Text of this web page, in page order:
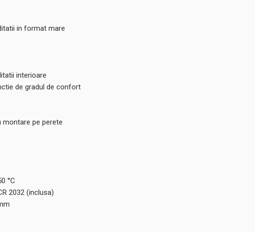
in format mare
interioare
de gradul de confort
montare pe perete
°C
2032 (inclusa)